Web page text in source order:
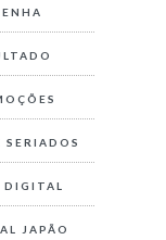
SERIADOS
DIGITAL
JAPÃO